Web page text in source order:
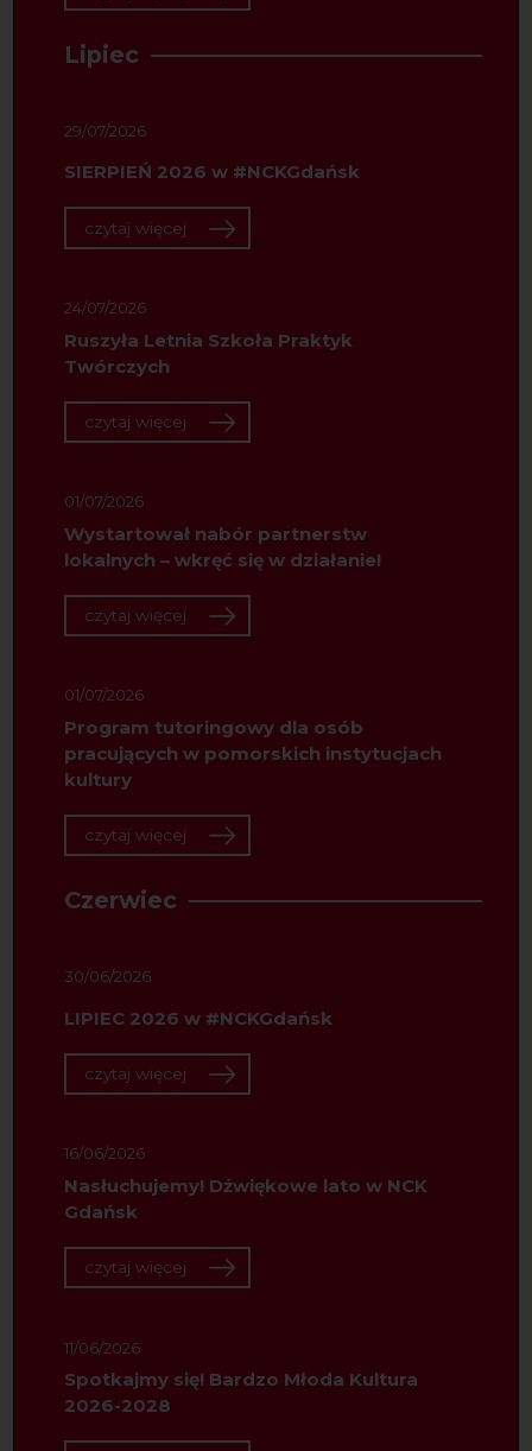
Lipiec
29/07/2026
SIERPIEŃ 2026 w #NCKGdańsk
czytaj więcej
24/07/2026
Ruszyła Letnia Szkoła Praktyk
Twórczych
czytaj więcej
01/07/2026
Wystartował nabór partnerstw
lokalnych – wkręć się w działanie!
czytaj więcej
01/07/2026
Program tutoringowy dla osób
pracujących w pomorskich instytucjach
kultury
czytaj więcej
Czerwiec
30/06/2026
LIPIEC 2026 w #NCKGdańsk
czytaj więcej
16/06/2026
Nasłuchujemy! Dźwiękowe lato w NCK
Gdańsk
czytaj więcej
11/06/2026
Spotkajmy się! Bardzo Młoda Kultura
2026-2028